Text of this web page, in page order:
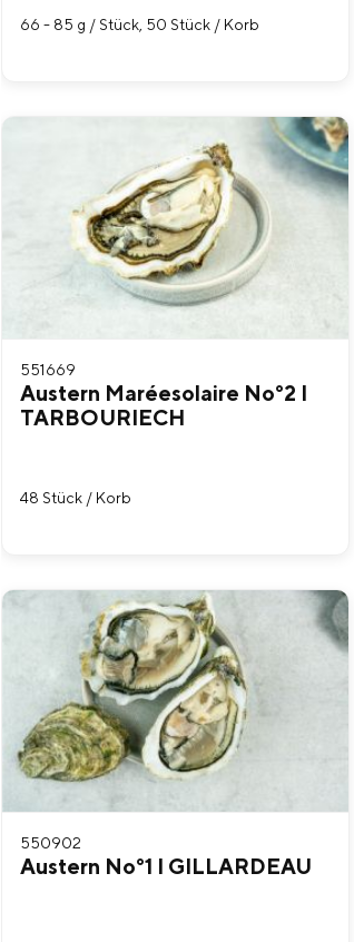
66 - 85 g / Stück, 50 Stück / Korb
551669
Austern Maréesolaire No°2 I
TARBOURIECH
48 Stück / Korb
550902
Austern No°1 I GILLARDEAU